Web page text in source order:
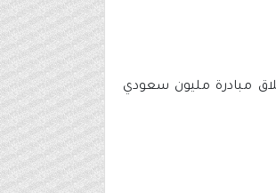
مبادرة مليون سعودي